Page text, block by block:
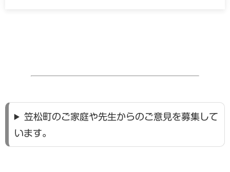
笠松町のご家庭や先生からのご意見を募集して
います。